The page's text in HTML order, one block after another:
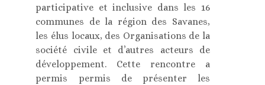
participative et inclusive dans les 16
communes de la région des Savanes,
les élus locaux, des Organisations de la
société civile et d’autres acteurs de
développement. Cette rencontre a
permis permis de présenter les